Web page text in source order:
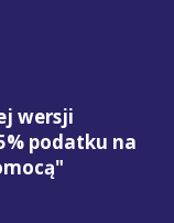
wersji
podatku na